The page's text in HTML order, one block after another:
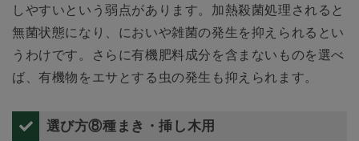
しやすいという弱点があります。加熱殺菌処理されると
無菌状態になり、においや雑菌の発生を抑えられるとい
うわけです。さらに有機肥料成分を含まないものを選べ
ば、有機物をエサとする虫の発生も抑えられます。
選び方⑧種まき・挿し木用